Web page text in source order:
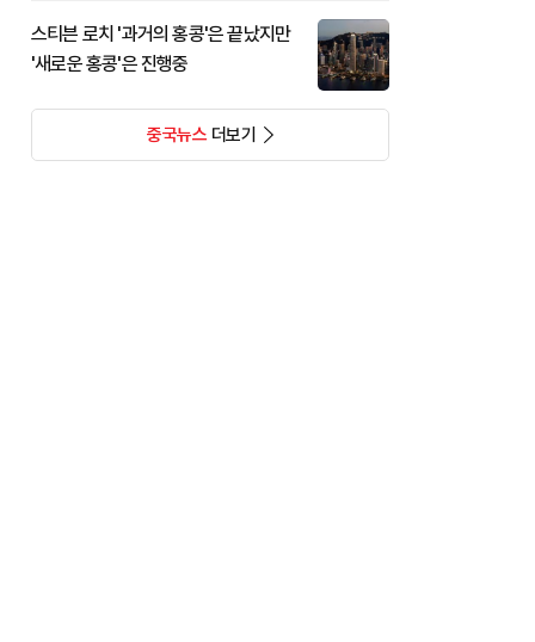
스티븐 로치 '과거의 홍콩'은 끝났지만
'새로운 홍콩'은 진행중
중국뉴스더보기